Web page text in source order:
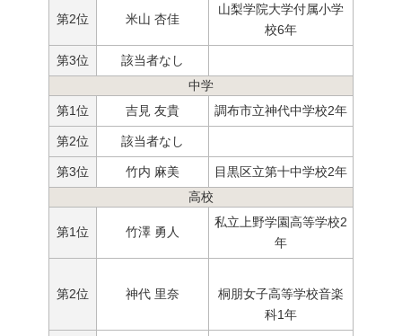
第2位 米山 杏佳
山梨学院大学付属小学
校6年
第3位
該当者なし
中学
第1位
吉見 友貴 調布市立神代中学校2年
第2位 該当者なし
第3位 竹内 麻美
目黒区立第十中学校2年
高校
第1位 竹澤 勇人
私立上野学園高等学校2
年
第2位 神代 里奈
桐朋女子高等学校音楽
科1年